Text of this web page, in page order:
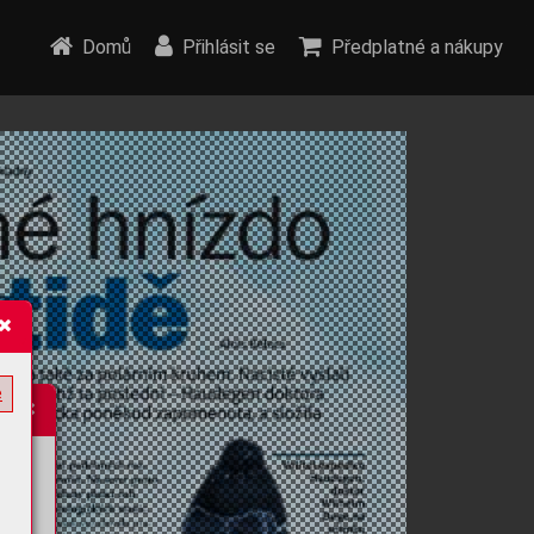
Domů Přihlásit se Předplatné a nákupy